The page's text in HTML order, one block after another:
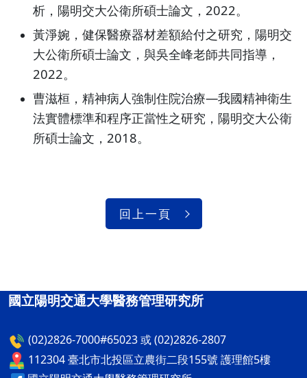
析，陽明交大公衛所碩士論文，2022。
黃淨婉，健保醫療器材差額給付之研究，陽明交
大公衛所碩士論文，與吳全峰老師共同指導，
2022。
曹滋桓，精神病人強制住院治療—我國精神衛生
法實體標準和程序正當性之研究，陽明交大公衛
所碩士論文，2018。
回上一頁
國立陽明交通大學醫務管理研究所
(02)2826-7000#65023 或 (02)2826-2807
112304 臺北市北投區立農街二段155號 護理館5樓